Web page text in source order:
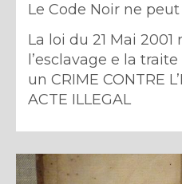
Le Code Noir ne
La loi du 21 Mai
l’esclavage e la
un CRIME CONTRE
ACTE ILLEGAL